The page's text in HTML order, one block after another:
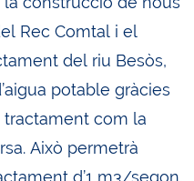
Rec Comtal i el
del riu Besòs,
potable gràcies
com la
Això permetrà
d’1 m3/segon.